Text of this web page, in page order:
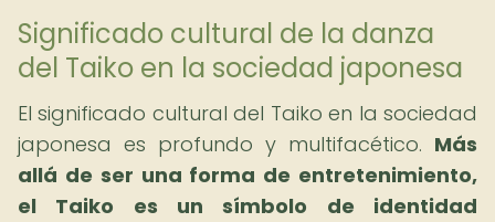
Significado cultural de la danza
del Taiko en la sociedad japonesa
El significado cultural del Taiko en la sociedad
japonesa es profundo y multifacético. Más
allá de ser una forma de entretenimiento,
el Taiko es un símbolo de identidad